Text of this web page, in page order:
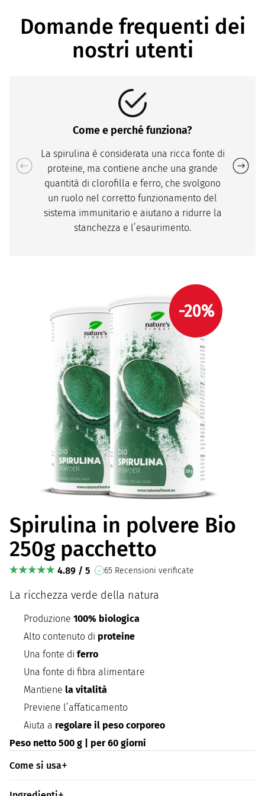
Domande frequenti dei
nostri utenti
Come e perché funziona?
La spirulina è considerata una ricca fonte di
proteine, ma contiene anche una grande
quantità di clorofilla e ferro, che svolgono
un ruolo nel corretto funzionamento del
sistema immunitario e aiutano a ridurre la
stanchezza e l’esaurimento.
-20%
Spirulina in polvere Bio
250g pacchetto
4.89 / 5 65 Recensioni verificate
La ricchezza verde della natura
Produzione 100% biologica
Alto contenuto di proteine
Una fonte di ferro
Una fonte di fibra alimentare
Mantiene la vitalità
Previene l’affaticamento
Aiuta a regolare il peso corporeo
Peso netto 500 g | per 60 giorni
Come si usa